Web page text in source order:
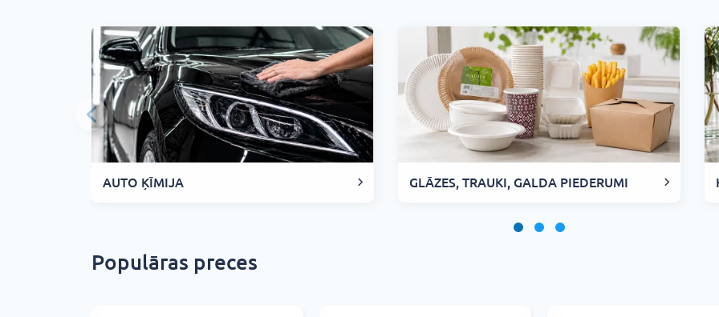
AUTO ĶĪMIJA GLĀZES, TRAUKI, GALDA PIEDERUMI
Populāras preces